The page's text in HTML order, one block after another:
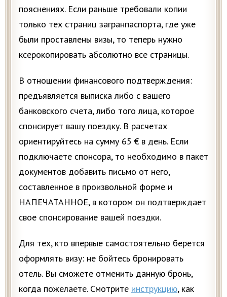
пояснениях. Если раньше требовали копии
только тех страниц загранпаспорта, где уже
были проставлены визы, то теперь нужно
ксерокопировать абсолютно все страницы.
В отношении финансового подтверждения:
предъявляется выписка либо с вашего
банковского счета, либо того лица, которое
спонсирует вашу поездку. В расчетах
ориентируйтесь на сумму 65 € в день. Если
подключаете спонсора, то необходимо в пакет
документов добавить письмо от него,
составленное в произвольной форме и
НАПЕЧАТАННОЕ, в котором он подтверждает
свое спонсирование вашей поездки.
Для тех, кто впервые самостоятельно берется
оформлять визу: не бойтесь бронировать
отель. Вы сможете отменить данную бронь,
когда пожелаете. Смотрите инструкцию, как